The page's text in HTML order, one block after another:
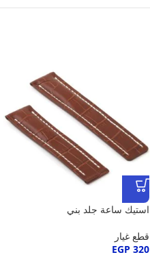
استيك ساعة جلد بني
قطع غيار
EGP 320